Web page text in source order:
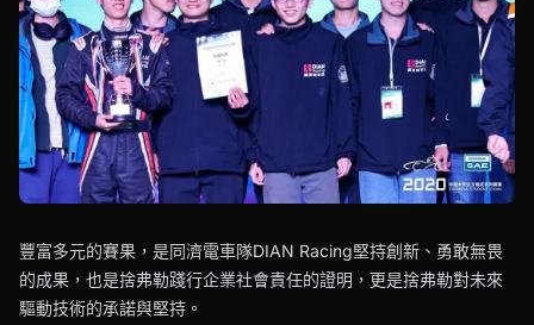
豐富多元的賽果，是同濟電車隊DIAN Racing堅持創新、勇敢無畏
的成果，也是捨弗勒踐行企業社會責任的證明，更是捨弗勒對未來
驅動技術的承諾與堅持。